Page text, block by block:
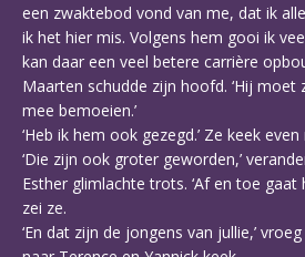
een zwaktebod vond van me, dat ik
ik het hier mis. Volgens hem gooi ik
kan daar een veel betere carrière
Maarten schudde zijn hoofd. ‘Hij moet
mee bemoeien.’
‘Heb ik hem ook gezegd.’ Ze keek
‘Die zijn ook groter geworden,’
Esther glimlachte trots. ‘Af en toe gaat
zei ze.
‘En dat zijn de jongens van jullie,’